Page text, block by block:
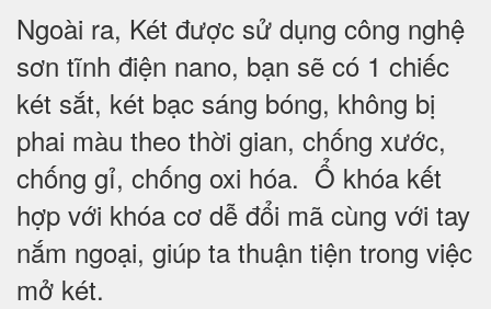
Ngoài ra, Két được sử dụng công nghệ
sơn tĩnh điện nano, bạn sẽ có 1 chiếc
két sắt, két bạc sáng bóng, không bị
phai màu theo thời gian, chống xước,
chống gỉ, chống oxi hóa. Ổ khóa kết
hợp với khóa cơ dễ đổi mã cùng với tay
nắm ngoại, giúp ta thuận tiện trong việc
mở két.